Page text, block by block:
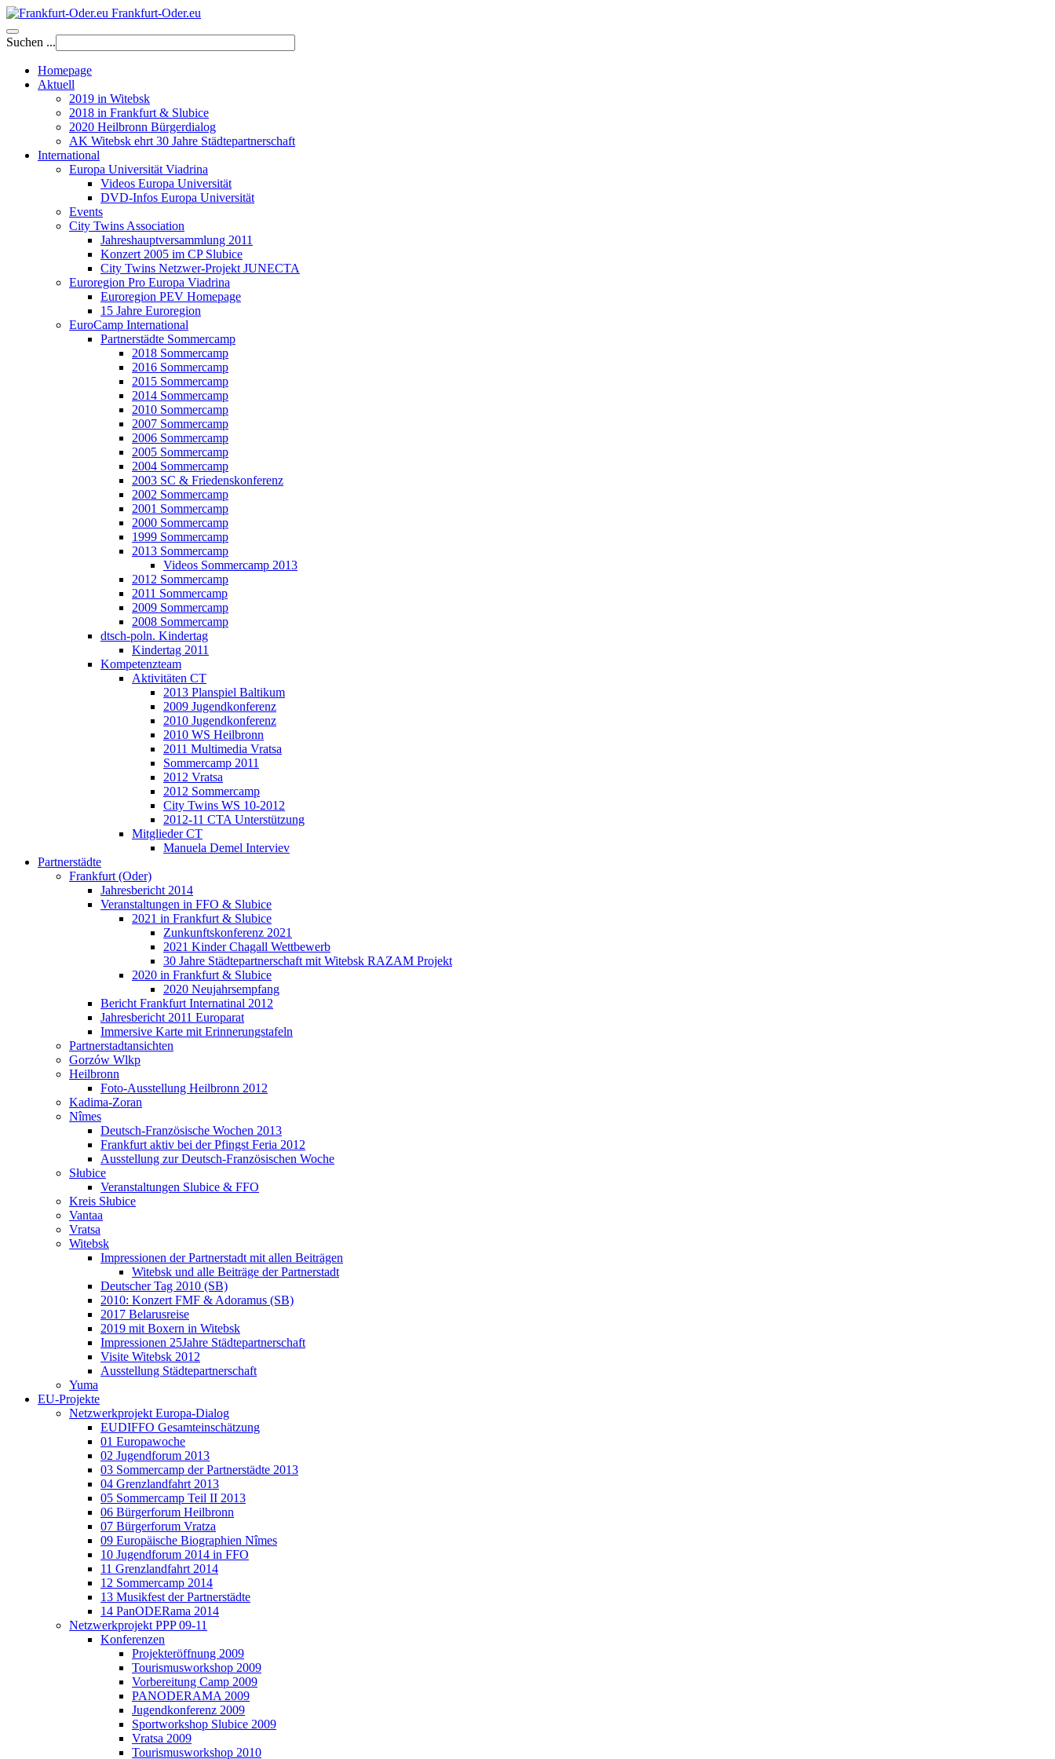
Frankfurt-Oder.eu
Suchen ...
Homepage
Aktuell
2019 in Witebsk
2018 in Frankfurt & Slubice
2020 Heilbronn Bürgerdialog
AK Witebsk ehrt 30 Jahre Städtepartnerschaft
International
Europa Universität Viadrina
Videos Europa Universität
DVD-Infos Europa Universität
Events
City Twins Association
Jahreshauptversammlung 2011
Konzert 2005 im CP Slubice
City Twins Netzwer-Projekt JUNECTA
Euroregion Pro Europa Viadrina
Euroregion PEV Homepage
15 Jahre Euroregion
EuroCamp International
Partnerstädte Sommercamp
2018 Sommercamp
2016 Sommercamp
2015 Sommercamp
2014 Sommercamp
2010 Sommercamp
2007 Sommercamp
2006 Sommercamp
2005 Sommercamp
2004 Sommercamp
2003 SC & Friedenskonferenz
2002 Sommercamp
2001 Sommercamp
2000 Sommercamp
1999 Sommercamp
2013 Sommercamp
Videos Sommercamp 2013
2012 Sommercamp
2011 Sommercamp
2009 Sommercamp
2008 Sommercamp
dtsch-poln. Kindertag
Kindertag 2011
Kompetenzteam
Aktivitäten CT
2013 Planspiel Baltikum
2009 Jugendkonferenz
2010 Jugendkonferenz
2010 WS Heilbronn
2011 Multimedia Vratsa
Sommercamp 2011
2012 Vratsa
2012 Sommercamp
City Twins WS 10-2012
2012-11 CTA Unterstützung
Mitglieder CT
Manuela Demel Interviev
Partnerstädte
Frankfurt (Oder)
Jahresbericht 2014
Veranstaltungen in FFO & Slubice
2021 in Frankfurt & Slubice
Zunkunftskonferenz 2021
2021 Kinder Chagall Wettbewerb
30 Jahre Städtepartnerschaft mit Witebsk RAZAM Projekt
2020 in Frankfurt & Slubice
2020 Neujahrsempfang
Bericht Frankfurt Internatinal 2012
Jahresbericht 2011 Europarat
Immersive Karte mit Erinnerungstafeln
Partnerstadtansichten
Gorzów Wlkp
Heilbronn
Foto-Ausstellung Heilbronn 2012
Kadima-Zoran
Nîmes
Deutsch-Französische Wochen 2013
Frankfurt aktiv bei der Pfingst Feria 2012
Ausstellung zur Deutsch-Französischen Woche
Słubice
Veranstaltungen Slubice & FFO
Kreis Słubice
Vantaa
Vratsa
Witebsk
Impressionen der Partnerstadt mit allen Beiträgen
Witebsk und alle Beiträge der Partnerstadt
Deutscher Tag 2010 (SB)
2010: Konzert FMF & Adoramus (SB)
2017 Belarusreise
2019 mit Boxern in Witebsk
Impressionen 25Jahre Städtepartnerschaft
Visite Witebsk 2012
Ausstellung Städtepartnerschaft
Yuma
EU-Projekte
Netzwerkprojekt Europa-Dialog
EUDIFFO Gesamteinschätzung
01 Europawoche
02 Jugendforum 2013
03 Sommercamp der Partnerstädte 2013
04 Grenzlandfahrt 2013
05 Sommercamp Teil II 2013
06 Bürgerforum Heilbronn
07 Bürgerforum Vratza
09 Europäische Biographien Nîmes
10 Jugendforum 2014 in FFO
11 Grenzlandfahrt 2014
12 Sommercamp 2014
13 Musikfest der Partnerstädte
14 PanODERama 2014
Netzwerkprojekt PPP 09-11
Konferenzen
Projekteröffnung 2009
Tourismusworkshop 2009
Vorbereitung Camp 2009
PANODERAMA 2009
Jugendkonferenz 2009
Sportworkshop Slubice 2009
Vratsa 2009
Tourismusworkshop 2010